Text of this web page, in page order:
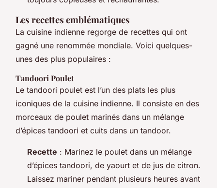
Les recettes emblématiques
La cuisine indienne regorge de recettes qui ont
gagné une renommée mondiale. Voici quelques-
unes des plus populaires :
Tandoori Poulet
Le tandoori poulet est l’un des plats les plus
iconiques de la cuisine indienne. Il consiste en des
morceaux de poulet marinés dans un mélange
d’épices tandoori et cuits dans un tandoor.
Recette : Marinez le poulet dans un mélange
d’épices tandoori, de yaourt et de jus de citron.
Laissez mariner pendant plusieurs heures avant